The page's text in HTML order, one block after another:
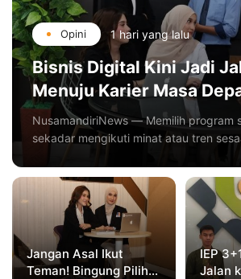
Opini 1 hari yang lalu
Bisnis Digital Kini Jadi
Menuju Karier Masa
NusamandiriNews — Memilih program
sekadar mengikuti minat atau tren
Jangan Asal Ikut
Teman! Bingung Pilih
IEP
Jalan